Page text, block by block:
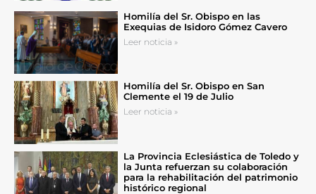
Homilía del Sr. Obispo en las
Exequias de Isidoro Gómez Cavero
Leer noticia »
Homilía del Sr. Obispo en San
Clemente el 19 de Julio
Leer noticia »
La Provincia Eclesiástica de Toledo y
la Junta refuerzan su colaboración
para la rehabilitación del patrimonio
histórico regional